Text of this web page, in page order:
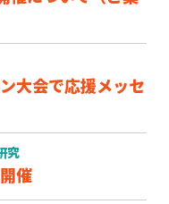
大会で応援メッセ
究
催